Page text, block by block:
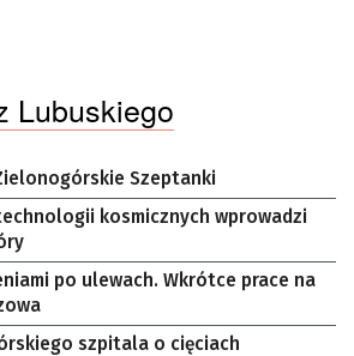
Lubuskiego
Szeptanki
kosmicznych wprowadzi
po ulewach. Wkrótce prace na
szpitala o cięciach